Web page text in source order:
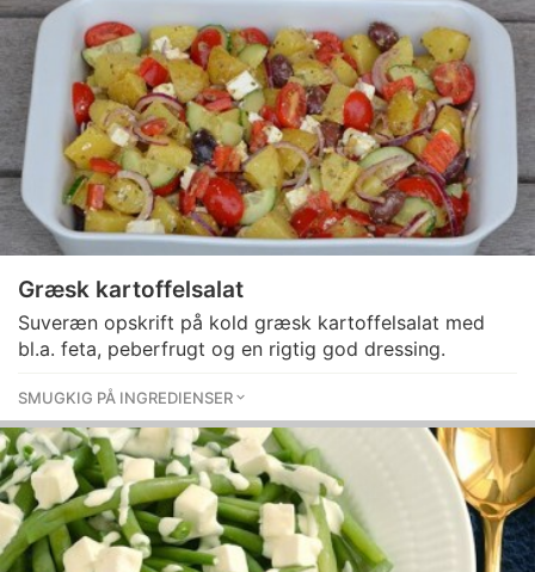
Græsk kartoffelsalat
Suveræn opskrift på kold græsk kartoffelsalat med
bl.a. feta, peberfrugt og en rigtig god dressing.
SMUGKIG PÅ INGREDIENSER